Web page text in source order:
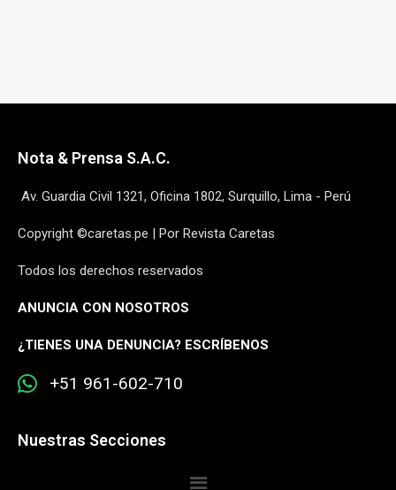
Nota & Prensa S.A.C.
Av. Guardia Civil 1321, Oficina 1802, Surquillo, Lima - Perú
Copyright ©caretas.pe | Por Revista Caretas
Todos los derechos reservados
ANUNCIA CON NOSOTROS
¿TIENES UNA DENUNCIA? ESCRÍBENOS
+51 961-602-710
Nuestras Secciones